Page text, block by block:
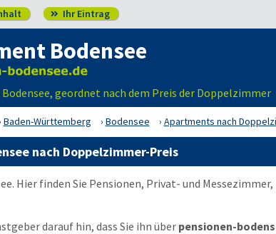
 Ihr Eintrag
Bodensee
geordnet nach dem Preis der Doppelzimmer
Baden-Württemberg Bodensee Apartments nach
nach Doppelzimmer-Preis
Hier finden Sie Pensionen, Privat- und
darauf hin, dass Sie ihn über pensionen-